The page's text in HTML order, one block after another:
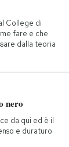
Ok
Media
College di
fare e che
dalla teoria
nero
da qui ed è il
e duraturo